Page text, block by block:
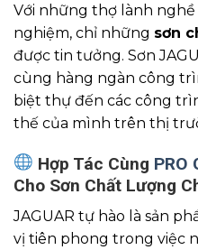
Với những thợ lành
nghiệm, chỉ những sơn
được tin tưởng. Sơn
cùng hàng ngàn công
biệt thự đến các công
thế của mình trên thị
Hợp Tác Cùng PRO
Cho Sơn Chất Lượng
JAGUAR tự hào là sản
vị tiên phong trong việc